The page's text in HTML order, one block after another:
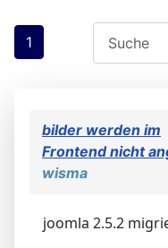
1
bilder werden im
Frontend nicht
wisma
joomla 2.5.2